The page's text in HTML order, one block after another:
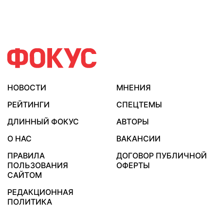
НОВОСТИ
МНЕНИЯ
РЕЙТИНГИ
СПЕЦТЕМЫ
ДЛИННЫЙ ФОКУС
АВТОРЫ
О НАС
ВАКАНСИИ
ПРАВИЛА
ПОЛЬЗОВАНИЯ
САЙТОМ
ДОГОВОР ПУБЛИЧНОЙ
ОФЕРТЫ
РЕДАКЦИОННАЯ
ПОЛИТИКА